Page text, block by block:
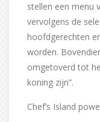
stellen een menu
vervolgens de
hoofdgerechten
worden.
omgetoverd tot
koning zijn”.
Chef’s Island